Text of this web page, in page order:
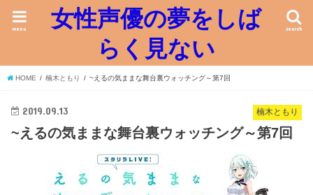
女性声優の夢をしば
らく見ない
search
menu
HOME 楠木ともり ~えるの気ままな舞台裏ウォッチング～第7回
楠木ともり
2019.09.13
~えるの気ままな舞台裏ウォッチング～第7回